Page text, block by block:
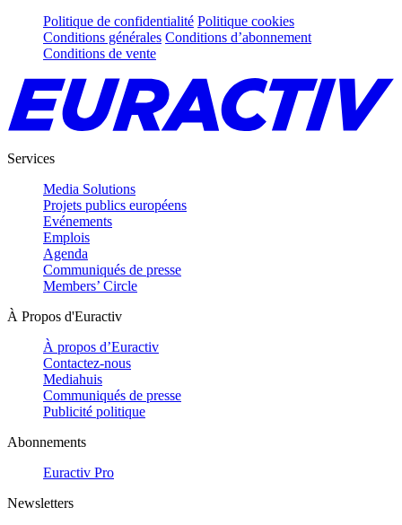
Politique de confidentialité Politique cookies
Conditions générales Conditions d’abonnement
Conditions de vente
Services
Media Solutions
Projets publics européens
Evénements
Emplois
Agenda
Communiqués de presse
Members’ Circle
À Propos d'Euractiv
À propos d’Euractiv
Contactez-nous
Mediahuis
Communiqués de presse
Publicité politique
Abonnements
Euractiv Pro
Newsletters